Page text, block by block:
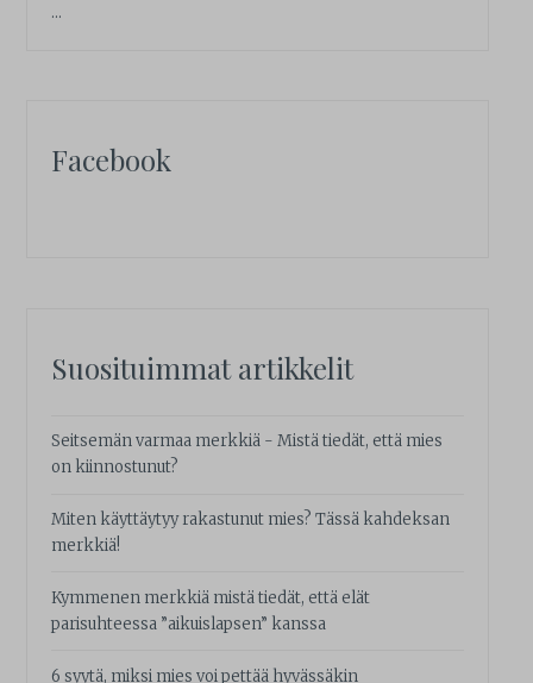
…
Facebook
Suosituimmat artikkelit
Seitsemän varmaa merkkiä - Mistä tiedät, että mies
on kiinnostunut?
Miten käyttäytyy rakastunut mies? Tässä kahdeksan
merkkiä!
Kymmenen merkkiä mistä tiedät, että elät
parisuhteessa ”aikuislapsen” kanssa
6 syytä, miksi mies voi pettää hyvässäkin